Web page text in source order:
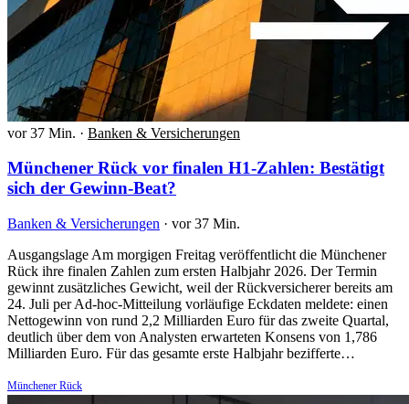
vor 37 Min. · Banken & Versicherungen
Münchener Rück vor finalen H1-Zahlen: Bestätigt
sich der Gewinn-Beat?
Banken & Versicherungen · vor 37 Min.
Ausgangslage Am morgigen Freitag veröffentlicht die Münchener
Rück ihre finalen Zahlen zum ersten Halbjahr 2026. Der Termin
gewinnt zusätzliches Gewicht, weil der Rückversicherer bereits am
24. Juli per Ad-hoc-Mitteilung vorläufige Eckdaten meldete: einen
Nettogewinn von rund 2,2 Milliarden Euro für das zweite Quartal,
deutlich über dem von Analysten erwarteten Konsens von 1,786
Milliarden Euro. Für das gesamte erste Halbjahr bezifferte…
Münchener Rück